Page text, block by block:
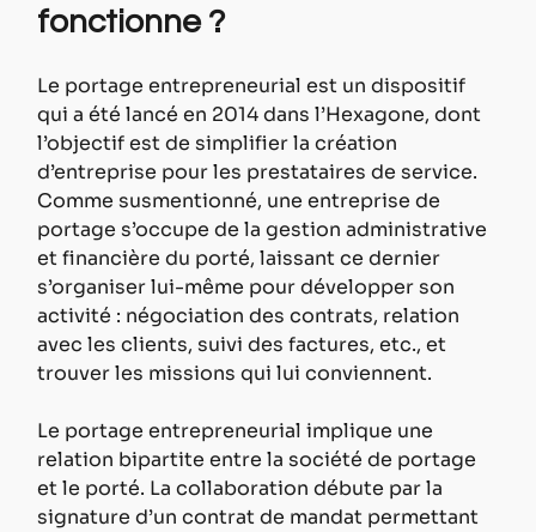
fonctionne ?
Le portage entrepreneurial est un dispositif
qui a été lancé en 2014 dans l’Hexagone, dont
l’objectif est de simplifier la création
d’entreprise pour les prestataires de service.
Comme susmentionné, une entreprise de
portage s’occupe de la gestion administrative
et financière du porté, laissant ce dernier
s’organiser lui-même pour développer son
activité : négociation des contrats, relation
avec les clients, suivi des factures, etc., et
trouver les missions qui lui conviennent.
Le portage entrepreneurial implique une
relation bipartite entre la société de portage
et le porté. La collaboration débute par la
signature d’un contrat de mandat permettant